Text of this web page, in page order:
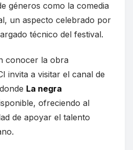
géneros como la comedia
un aspecto celebrado por
técnico del festival.
conocer la obra
invita a visitar el canal de
La negra
ofreciendo al
de apoyar el talento